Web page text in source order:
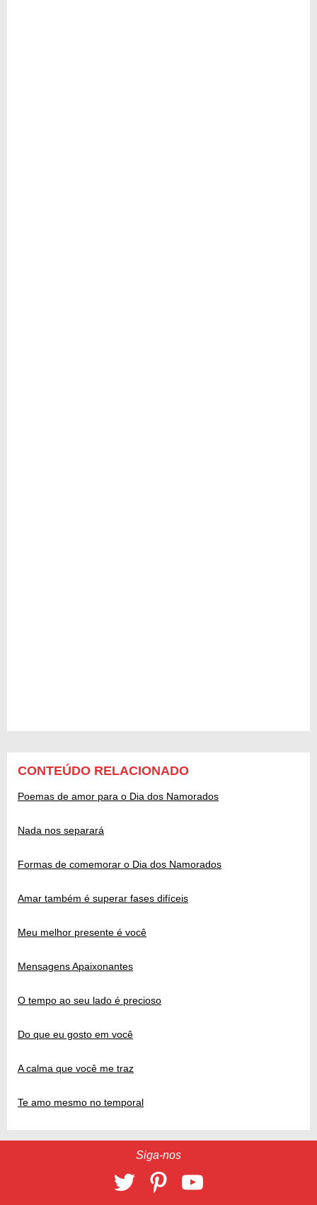
CONTEÚDO RELACIONADO
Poemas de amor para o Dia dos Namorados
Nada nos separará
Formas de comemorar o Dia dos Namorados
Amar também é superar fases difíceis
Meu melhor presente é você
Mensagens Apaixonantes
O tempo ao seu lado é precioso
Do que eu gosto em você
A calma que você me traz
Te amo mesmo no temporal
Siga-nos